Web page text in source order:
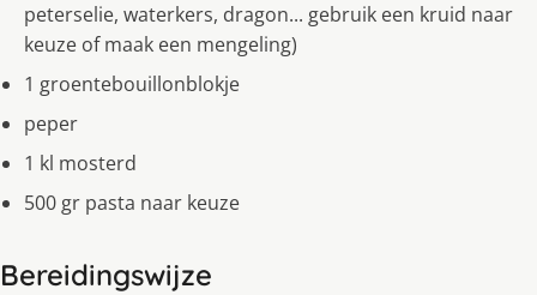
peterselie, waterkers, dragon... gebruik een kruid naar
keuze of maak een mengeling)
1 groentebouillonblokje
peper
1 kl mosterd
500 gr pasta naar keuze
Bereidingswijze